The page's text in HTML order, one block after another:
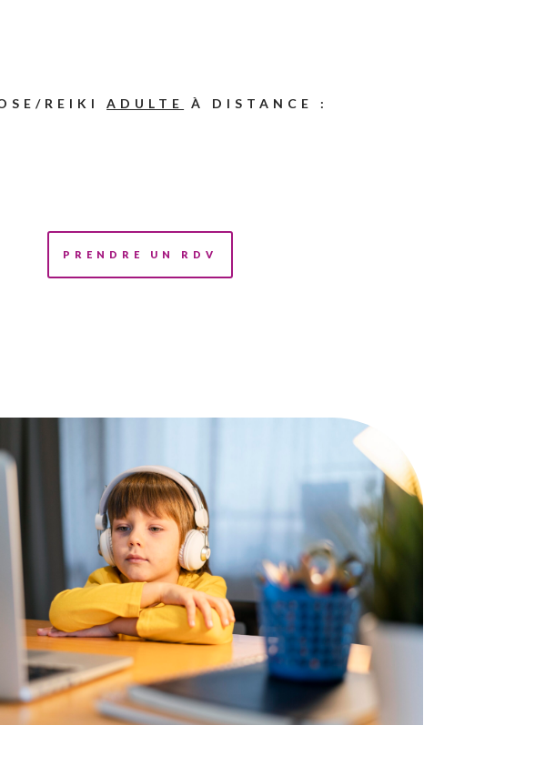
REIKIADULTE
À DISTANCE :
PRENDRE UN RDV